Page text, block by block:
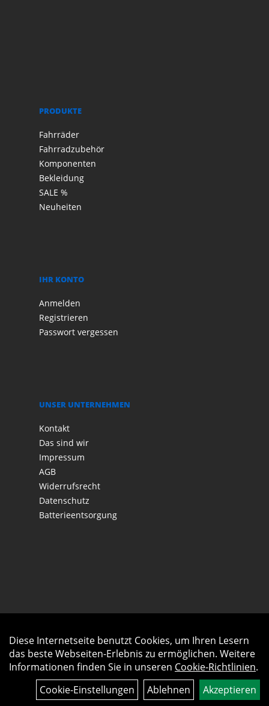
PRODUKTE
Fahrräder
Fahrradzubehör
Komponenten
Bekleidung
SALE %
Neuheiten
IHR KONTO
Anmelden
Registrieren
Passwort vergessen
UNSER UNTERNEHMEN
Kontakt
Das sind wir
Impressum
AGB
Widerrufsrecht
Datenschutz
Batterieentsorgung
Diese Internetseite benutzt Cookies, um Ihren Lesern
das beste Webseiten-Erlebnis zu ermöglichen. Weitere
Informationen finden Sie in unseren Cookie-Richtlinien.
Cookie-Einstellungen
Ablehnen Akzeptieren
Auftrag widerrufen